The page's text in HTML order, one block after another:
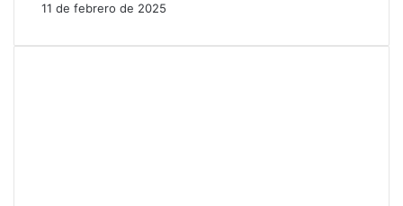
11 de febrero de 2025